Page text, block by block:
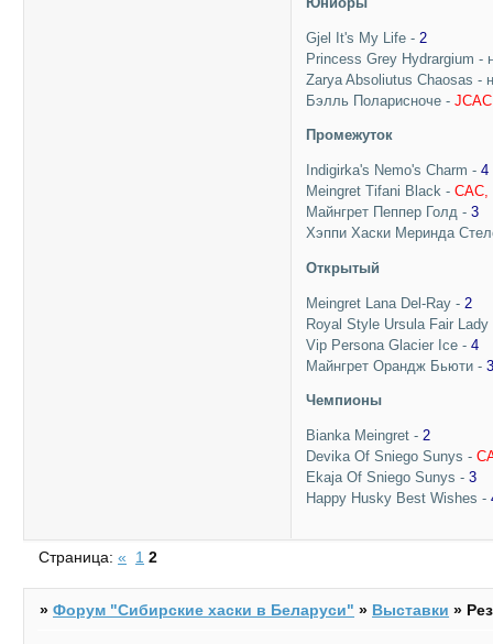
Gjel It's My Life - 2
Princess Grey Hydrargium -
Zarya Absoliutus Chaosas -
Бэлль Поларисноче -JCAC
Промежуток
Indigirka's Nemo's Charm -4
Meingret Tifani Black -САС,
Майнгрет Пеппер Голд -3
Хэппи Хаски Меринда
Открытый
Meingret Lana Del-Ray - 2
Royal Style Ursula Fair
Vip Persona Glacier Ice -4
Майнгрет Орандж Бьюти -
Чемпионы
Bianka Meingret -2
Devika Of Sniego Sunys -
Ekaja Of Sniego Sunys -3
Happy Husky Best Wishes -
Страница:« 1 2
»Форум "Cибирские хаски в Беларуси" » Выставки »